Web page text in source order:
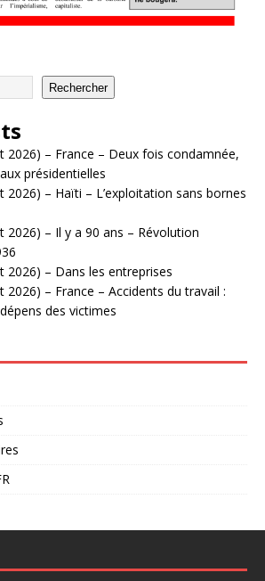
Rechercher
2026) – France – Deux fois condamnée,
présidentielles
2026) – Haïti – L’exploitation sans bornes
2026) – Il y a 90 ans – Révolution
2026) – Dans les entreprises
2026) – France – Accidents du travail :
des victimes